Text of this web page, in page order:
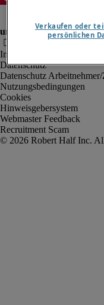
Impressum
Datenschutz
Datenschutz
Nutzungsbedingungen
Cookies
Hinweisgebersystem
Webmaster Feedback
Recruitment Scam
Verkaufen oder
persönlichen